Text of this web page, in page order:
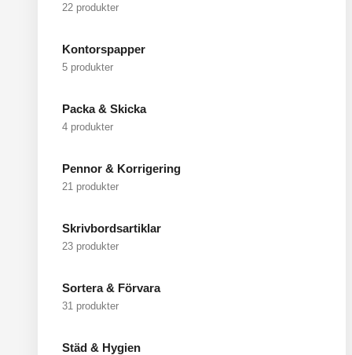
22 produkter
Kontorspapper
5 produkter
Packa & Skicka
4 produkter
Pennor & Korrigering
21 produkter
Skrivbordsartiklar
23 produkter
Sortera & Förvara
31 produkter
Städ & Hygien